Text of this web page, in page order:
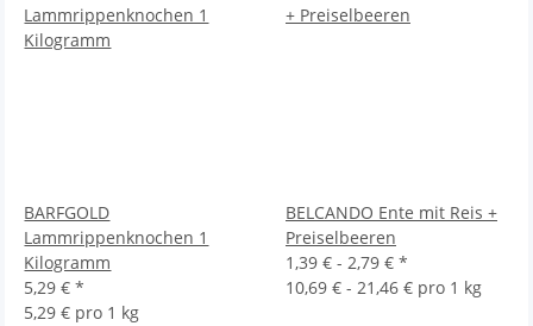
BARFGOLD
Lammrippenknochen 1
Kilogramm
5,29 €*
5,29 € pro 1 kg
BELCANDO Ente mit Reis +
Preiselbeeren
1,39 € - 2,79 € *
10,69 € - 21,46 € pro 1 kg